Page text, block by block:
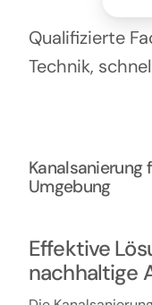
Kanalsanierung
Umgebung
Effektive
nachhaltige
Qualifizierte
Technik,